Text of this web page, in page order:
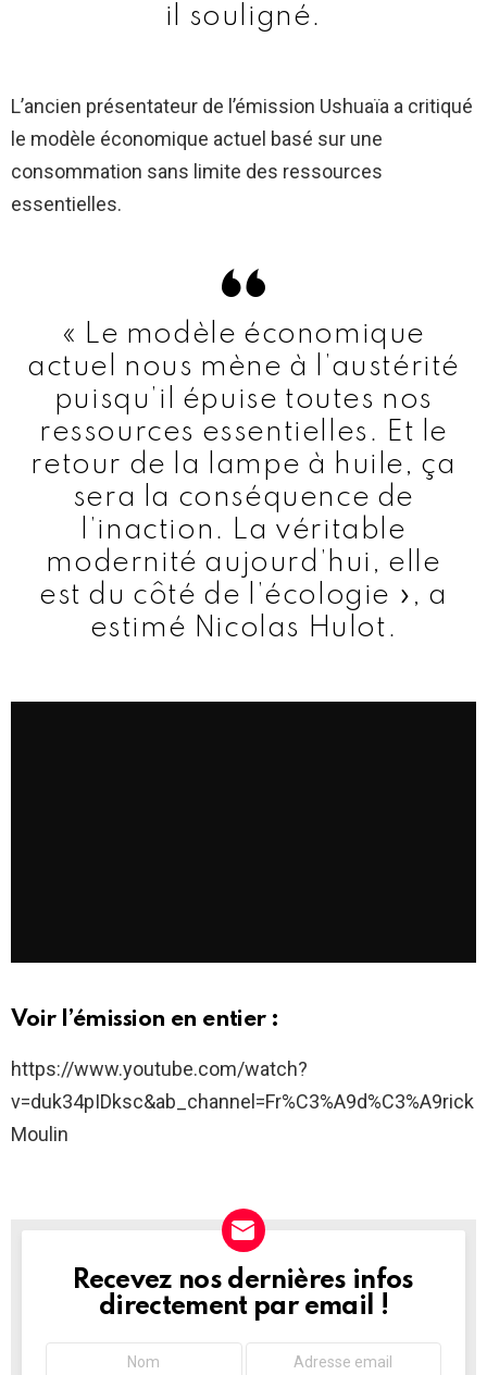
il souligné.
L’ancien présentateur de l’émission Ushuaïa a critiqué
le modèle économique actuel basé sur une
consommation sans limite des ressources
essentielles.
« Le modèle économique
actuel nous mène à l’austérité
puisqu’il épuise toutes nos
ressources essentielles. Et le
retour de la lampe à huile, ça
sera la conséquence de
l’inaction. La véritable
modernité aujourd’hui, elle
est du côté de l’écologie », a
estimé Nicolas Hulot.
Voir l’émission en entier :
https://www.youtube.com/watch?
v=duk34pIDksc&ab_channel=Fr%C3%A9d%C3%A9rick
Moulin
NEWSLETTER
Recevez nos dernières infos
directement par email !